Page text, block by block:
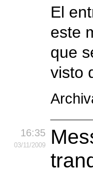
El
este
que
visto
16:35
03/11/2009